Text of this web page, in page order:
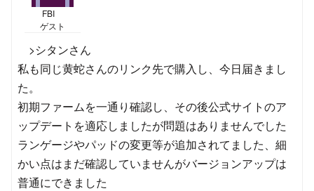
FBI
ゲスト
>シタンさん
私も同じ黄蛇さんのリンク先で購入し、今日届きまし
た。
初期ファームを一通り確認し、その後公式サイトのア
ップデートを適応しましたが問題はありませんでした
ランゲージやパッドの変更等が追加されてました、細
かい点はまだ確認していませんがバージョンアップは
普通にできました